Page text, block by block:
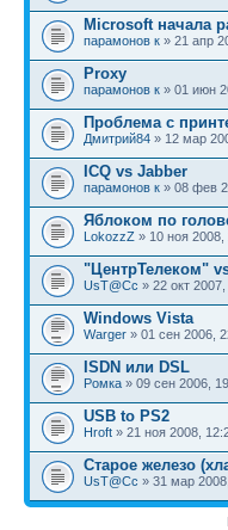
Microsoft начала
парамонов к » 21 апр
Proxy
парамонов к » 01 июн
Проблема с
Дмитрий84 » 12 мар
ICQ vs Jabber
парамонов к » 08 фев
Яблоком по
LokozzZ » 10 ноя 2008,
"ЦентрТелеком"
UsT@Cc » 22 окт 2007,
Windows Vista
Warger » 01 сен 2006,
ISDN или DSL
Ромка » 09 сен 2006,
USB to PS2
Hroft » 21 ноя 2008,
Старое железо
UsT@Cc » 31 мар